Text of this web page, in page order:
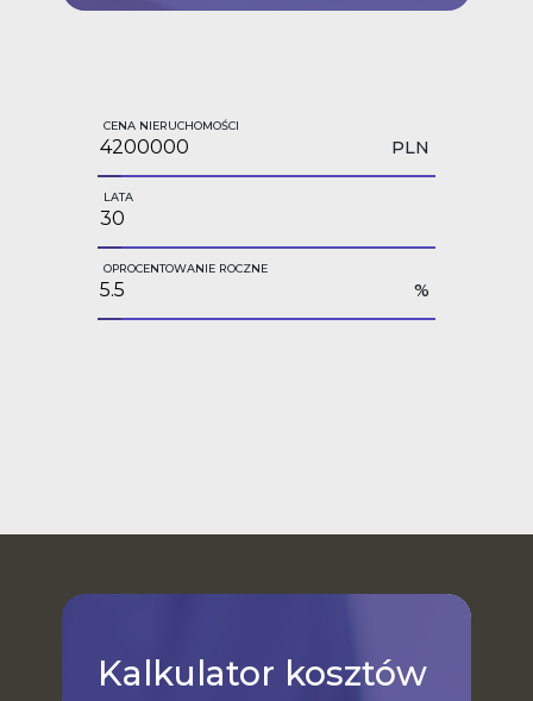
CENA NIERUCHOMOŚCI
PLN
LATA
OPROCENTOWANIE ROCZNE
%
Kalkulator kosztów